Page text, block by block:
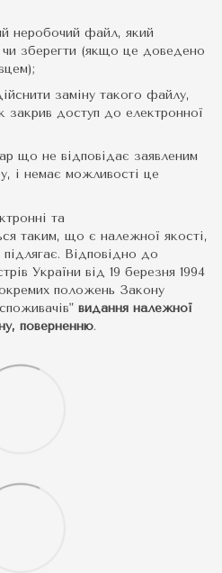
неробочий файл, який
зберегти (якщо це доведено
заміну такого файлу,
закрив доступ до електронної
що не відповідає заявленим
і немає можливості це
та
таким, що є належної якості,
Відповідно до
України від 19 березня 1994
положень Закону
видання належної
поверненню.